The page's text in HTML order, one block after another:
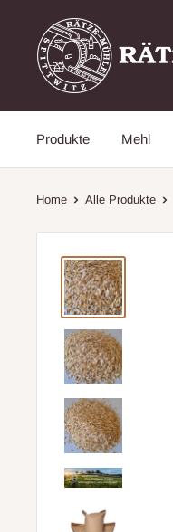
Rätze
Mühle
Online
aus
Produkte Mehl
Home Alle Produkte